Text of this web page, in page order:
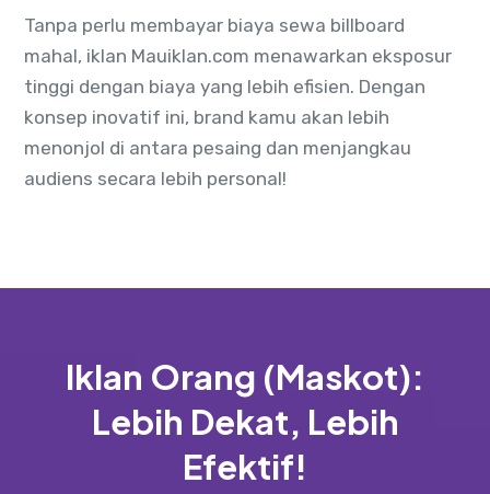
Tanpa perlu membayar biaya sewa billboard
mahal, iklan Mauiklan.com menawarkan eksposur
tinggi dengan biaya yang lebih efisien. Dengan
konsep inovatif ini, brand kamu akan lebih
menonjol di antara pesaing dan menjangkau
audiens secara lebih personal!
Iklan Orang (Maskot):
Lebih Dekat, Lebih
Efektif!